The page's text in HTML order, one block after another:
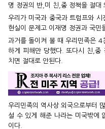
명 정권의 반,미 친,중 정책을 절대
우리가 미국과 중국과 트럼프와
현실이 문제고 이재명 정권과 국민
과거를 돌이켜 볼 때 우리민족은
하게 피해만 당했다. 또다시 친,중
치면 절대로 안된다.
우리민족의 역사상 외국으로부터
설 수 있게 해준 나라는 미국밖에
이다.